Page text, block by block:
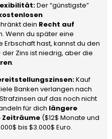
Der “günstigste”
dein Recht auf
Wenn du später eine
hast, kannst du den
Zins ist niedrig, aber die
.
Kauf
Banken verlangen nach
auf das noch nicht
für dich längere
($12$ Monate und
bis $3.000$ Euro.